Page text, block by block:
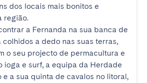
dos locais mais bonitos e
região.
a Fernanda na sua banca de
colhidos a dedo nas suas terras,
o seu projecto de permacultura e
ioga e surf, a equipa da Herdade
e a sua quinta de cavalos no litoral,